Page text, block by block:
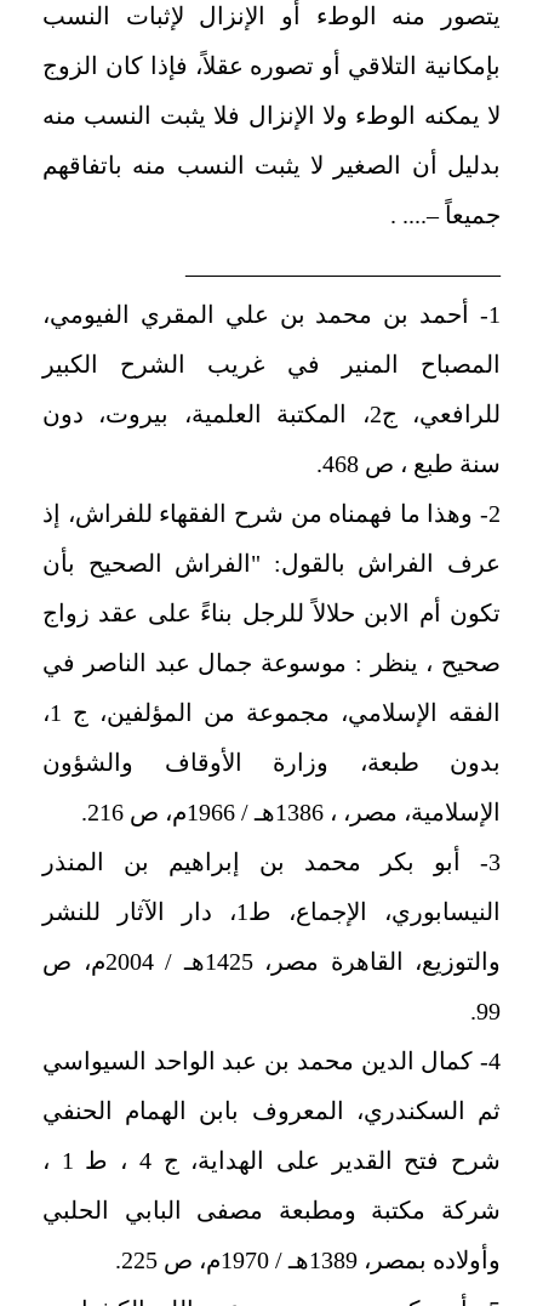
يتصور منه الوطء أو الإنزال لإثبات النسب
بإمكانية التلاقي أو تصوره عقلاً، فإذا كان الزوج
لا يمكنه الوطء ولا الإنزال فلا يثبت النسب منه
بدليل أن الصغير لا يثبت النسب منه باتفاقهم
جميعاً –.... .
1- أحمد بن محمد بن علي المقري الفيومي،
المصباح المنير في غريب الشرح الكبير
للرافعي، ج2، المكتبة العلمية، بيروت، دون
سنة طبع ، ص 468.
2- وهذا ما فهمناه من شرح الفقهاء للفراش، إذ
عرف الفراش بالقول: "الفراش الصحيح بأن
تكون أم الابن حلالاً للرجل بناءً على عقد زواج
صحيح ، ينظر : موسوعة جمال عبد الناصر في
الفقه الإسلامي، مجموعة من المؤلفين، ج 1،
بدون طبعة، وزارة الأوقاف والشؤون
الإسلامية، مصر، ، 1386هـ / 1966م، ص 216.
3- أبو بكر محمد بن إبراهيم بن المنذر
النيسابوري، الإجماع، ط1، دار الآثار للنشر
والتوزيع، القاهرة مصر، 1425هـ / 2004م، ص
99.
4- كمال الدين محمد بن عبد الواحد السيواسي
ثم السكندري، المعروف بابن الهمام الحنفي
شرح فتح القدير على الهداية، ج 4 ، ط 1 ،
شركة مكتبة ومطبعة مصفى البابي الحلبي
وأولاده بمصر، 1389هـ / 1970م، ص 225.